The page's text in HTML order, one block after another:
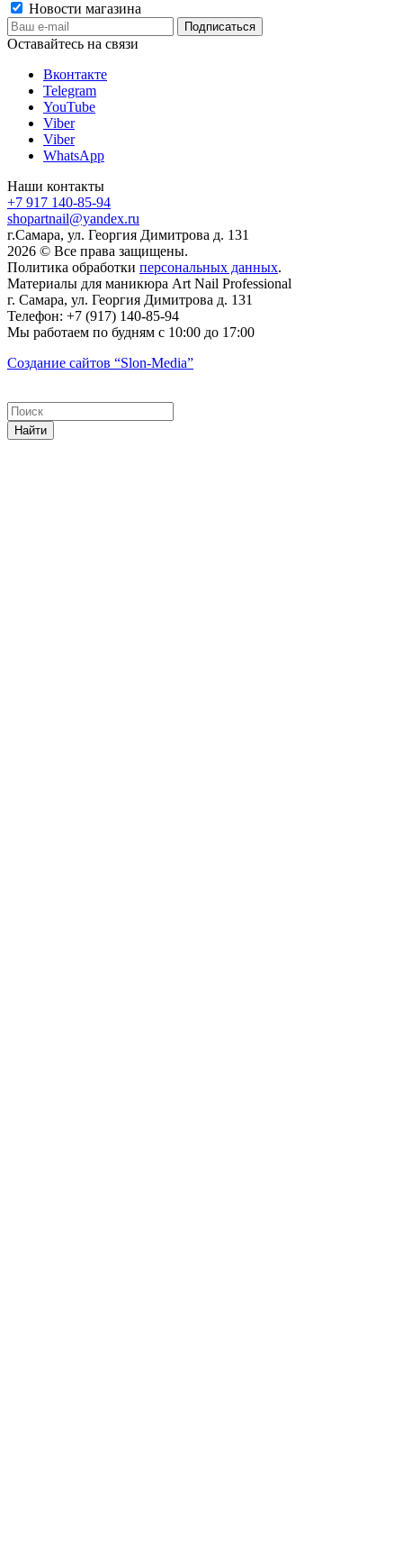
Новости магазина
Оставайтесь на связи
Вконтакте
Telegram
YouTube
Viber
Viber
WhatsApp
Наши контакты
+7 917 140-85-94
shopartnail@yandex.ru
г.Самара, ул. Георгия Димитрова д. 131
2026 © Все права защищены.
Политика обработки персональных данных.
Материалы для маникюра Art Nail Professional
г. Самара, ул. Георгия Димитрова д. 131
Телефон: +7 (917) 140-85-94
Мы работаем по будням с 10:00 до 17:00
Создание сайтов “Slon-Media”
Найти